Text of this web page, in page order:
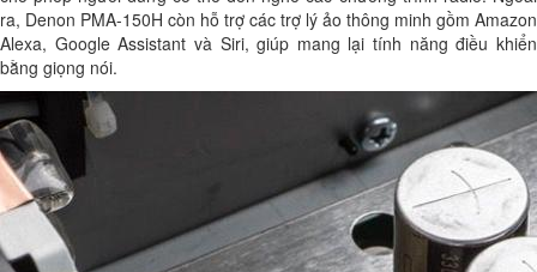
ra, Denon PMA-150H còn hỗ trợ các trợ lý ảo thông minh gồm Amazon
Alexa, Google Assistant và Siri, giúp mang lại tính năng điều khiển
bằng giọng nói.